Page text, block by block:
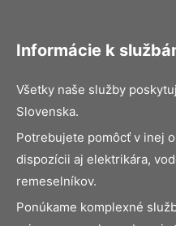
Informácie k
Všetky naše služby
Slovenska.
Potrebujete pomôcť v inej
dispozícii aj elektrikára,
remeselníkov.
Ponúkame komplexné